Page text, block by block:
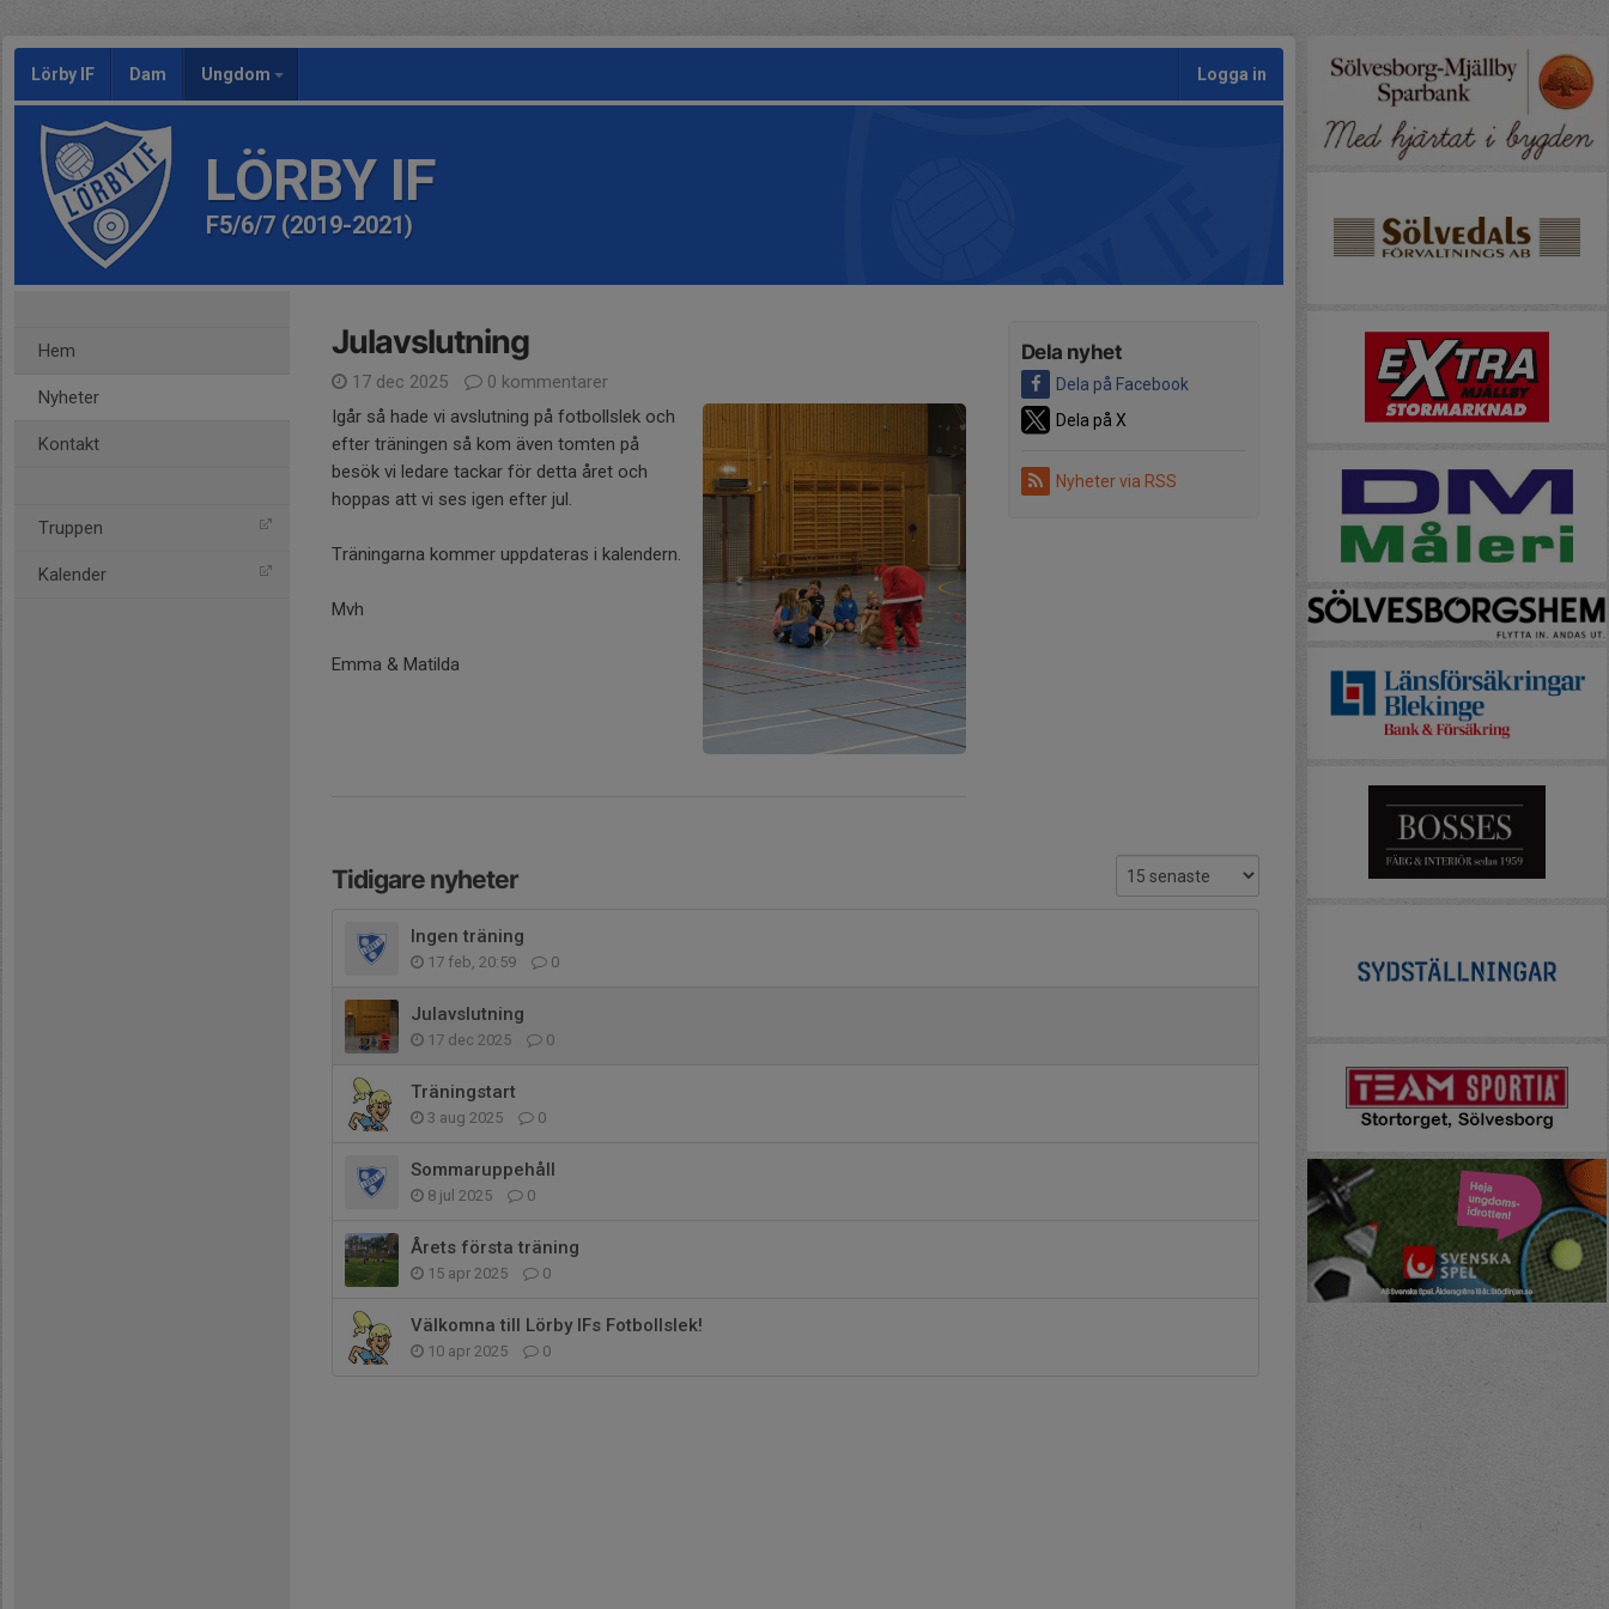
Lörby IF Dam Ungdom Logga in
LÖRBY IF
F5/6/7 (2019-2021)
Hem
Nyheter
Kontakt
Truppen
Kalender
Dela nyhet
Dela på Facebook
Dela på X
Nyheter via RSS
Julavslutning
17 dec 2025
0 kommentarer
Igår så hade vi avslutning på fotbollslek och
efter träningen så kom även tomten på
besök vi ledare tackar för detta året och
hoppas att vi ses igen efter jul.
Träningarna kommer uppdateras i kalendern.
Mvh
Emma & Matilda
Tidigare nyheter
Ingen träning
17 feb, 20:59 0
Julavslutning
17 dec 2025 0
Träningstart
3 aug 2025 0
Sommaruppehåll
8 jul 2025 0
Årets första träning
15 apr 2025 0
Välkomna till Lörby IFs Fotbollslek!
10 apr 2025 0